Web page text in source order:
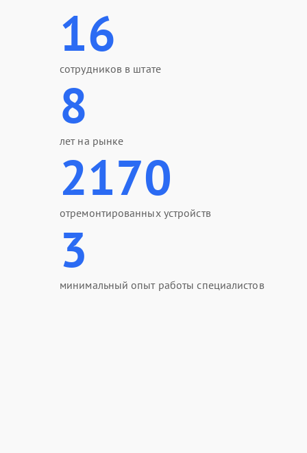
16
сотрудников в штате
8
лет на рынке
2170
отремонтированных устройств
3
минимальный опыт работы специалистов